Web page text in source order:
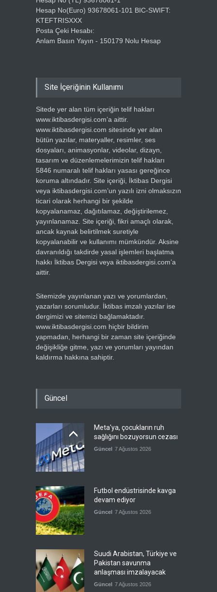
Hesap No(Euro) 93678061-101 BIC-SWIFT:
KTEFTRISXXX
Posta Çeki Hesabı:
Anlam Basın Yayın - 150179 Nolu Hesap
Site İçeriğinin Kullanımı
Sitede yer alan tüm içeriğin telif hakları
www.iktibasdergisi.com’a aittir.
www.iktibasdergisi.com sitesinde yer alan
bütün yazılar, materyaller, resimler, ses
dosyaları, animasyonlar, videolar, dizayn,
tasarım ve düzenlemelerimizin telif hakları
5846 numaralı telif hakları yasası gereğince
koruma altındadır. Site içeriği, İktibas Dergisi
veya iktibasdergisi.com’un yazılı izni olmaksızın
ticari olarak herhangi bir şekilde
kopyalanamaz, dağıtılamaz, değiştirilemez,
yayınlanamaz. Site içeriği, fikri amaçlı olarak,
ancak kaynak belirtilmek suretiyle
kopyalanabilir ve kullanımı mümkündür. Aksine
davranıldığı takdirde yasal işlemleri başlatma
hakkı İktibas Dergisi veya iktibasdergisi.com’a
aittir.
Sitemizde yayınlanan yazı ve yorumlardan,
yazarları sorumludur. İktibas imzalı yazılar ise
dergimizi ve sitemizi bağlamaktadır.
www.iktibasdergisi.com hiçbir bildirim
yapmadan, herhangi bir zaman site içeriğinde
değişikliğe gitme, yazı ve yorumları yayından
kaldırma hakkına sahiptir.
Güncel
Meta'ya, çocukların ruh
sağlığını bozuyorsun cezası
Güncel 7 Ağustos 2026
Futbol endüstrisinde kavga
devam ediyor
Güncel 7 Ağustos 2026
Suudi Arabistan, Türkiye ve
Pakistan savunma
anlaşması imzalayacak
Güncel 7 Ağustos 2026